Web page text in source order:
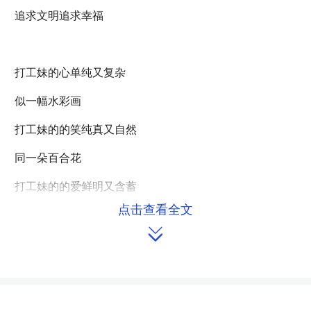
追求文明追求幸福
打工妹的心单纯又复杂
似一幅水彩画
打工妹的的笑纯真又自然
同一朵百合花
打工妹的的爱鲜明又含蓄
点击查看全文
